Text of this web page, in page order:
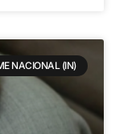
NACIONAL (IN)